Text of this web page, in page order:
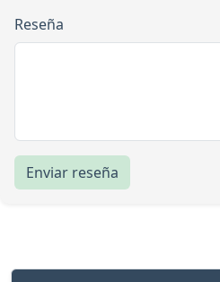
Reseña
Enviar reseña